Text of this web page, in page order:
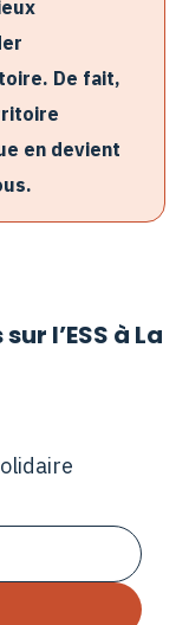
De fait,
en devient
l’ESS à La